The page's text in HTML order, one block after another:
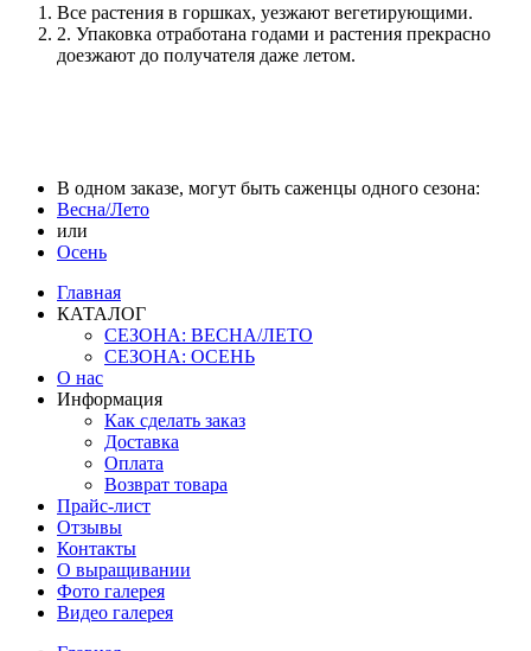
Все растения в горшках, уезжают вегетирующими.
2. Упаковка отработана годами и растения прекрасно
доезжают до получателя даже летом.
В одном заказе, могут быть саженцы одного сезона:
Весна/Лето
или
Осень
Главная
КАТАЛОГ
СЕЗОНА: ВЕСНА/ЛЕТО
СЕЗОНА: ОСЕНЬ
О нас
Информация
Как сделать заказ
Доставка
Оплата
Возврат товара
Прайс-лист
Отзывы
Контакты
О выращивании
Фото галерея
Видео галерея